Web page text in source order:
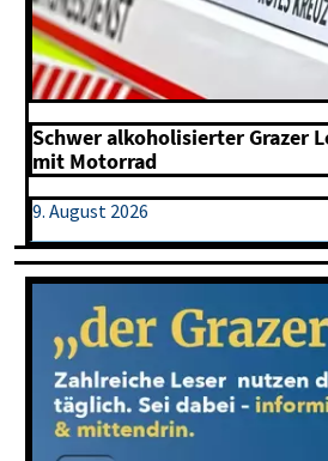
Schwer alkoholisierter Grazer
mit Motorrad
9. August 2026